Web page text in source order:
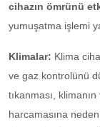
cihazın ömrünü
yumuşatma işlemi
Klimalar: Klima
ve gaz kontrolünü
tıkanması,
harcamasına